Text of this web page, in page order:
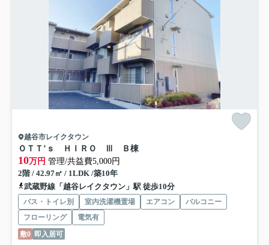
越谷市レイクタウン
ＯＴＴ’ｓ ＨＩＲＯ Ⅲ Ｂ棟
10万円 管理/共益費5,000円
2階 / 42.97㎡ / 1LDK /築10年
武蔵野線「越谷レイクタウン」駅 徒歩10分
バス・トイレ別 室内洗濯機置場 エアコン
バルコニー
フローリング
電気有
敷0 即入居可